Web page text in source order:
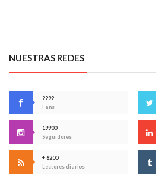
NUESTRAS REDES
2292
Fans
19900
Seguidores
+ 6200
Lectores diarios